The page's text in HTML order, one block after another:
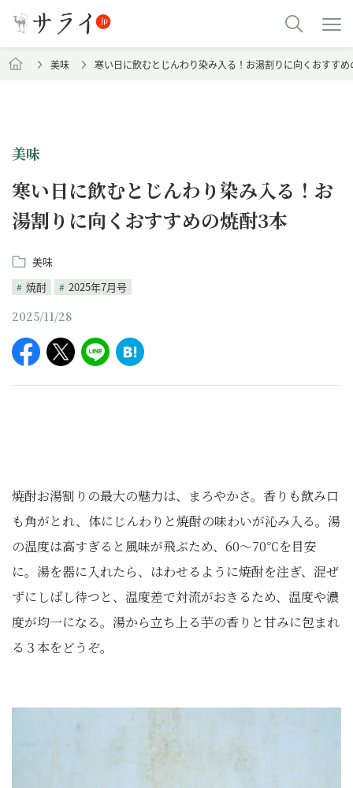
美味 寒い日に飲むとじんわり染み入る！お湯割りに向くおすす
美味
寒い日に飲むとじんわり染み入る！お
湯割りに向くおすすめの焼酎3本
美味
焼酎
2025年7月号
2025/11/28
焼酎お湯割りの最大の魅力は、まろやかさ。香りも飲み口
も角がとれ、体にじんわりと焼酎の味わいが沁み入る。湯
の温度は高すぎると風味が飛ぶため、60〜70℃を目安
に。湯を器に入れたら、はわせるように焼酎を注ぎ、混ぜ
ずにしばし待つと、温度差で対流がおきるため、温度や濃
度が均一になる。湯から立ち上る芋の香りと甘みに包まれ
る３本をどうぞ。